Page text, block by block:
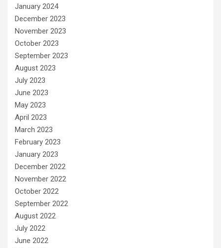
January 2024
December 2023
November 2023
October 2023
September 2023
August 2023
July 2023
June 2023
May 2023
April 2023
March 2023
February 2023
January 2023
December 2022
November 2022
October 2022
September 2022
August 2022
July 2022
June 2022